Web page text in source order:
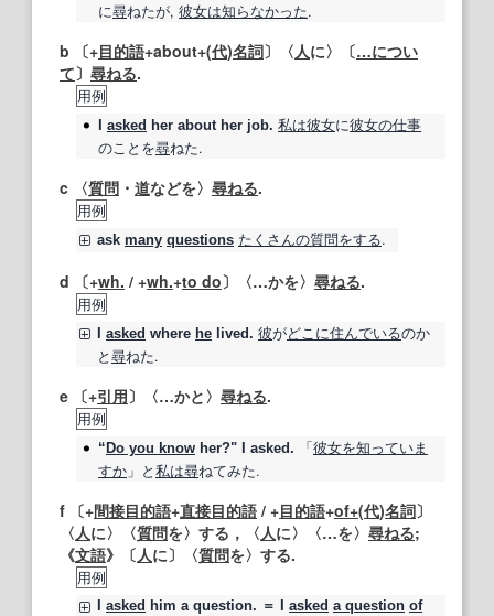
に尋ねたが, 彼女は知らなかった.
b 〔+目的語+about+(代)名詞〕〈人に〉〔…につい
て〕 尋ねる.
用例
asked her about her job. 私は彼女に彼女の仕事
のことを尋ねた.
c 〈質問 ・ 道などを〉 尋ねる.
用例
ask many questions たくさんの質問をする.
d 〔+wh. / +wh.+to do〕〈…かを〉 尋ねる.
用例
asked where he lived. 彼がどこに住んでいるのか
と尋ねた.
e 〔+引用〕〈…かと〉 尋ねる.
用例
“ Do you know her?" I asked. 「彼女を知っていま
すか 」と私は尋ねてみた.
f 〔+間接目的語+直接目的語 / +目的語+of+(代)名詞〕
〈人に〉〈質問を〉する，〈人に〉〈…を〉 尋ねる;
《文語》〔人に〕〈質問を〉する.
用例
asked him a question. ＝ I asked a question of